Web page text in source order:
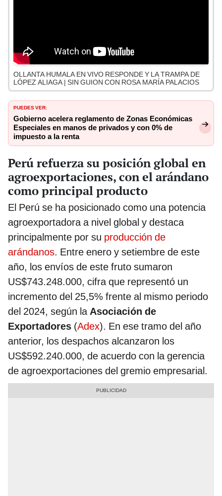
OLLANTA HUMALA EN VIVO RESPONDE Y LA TRAMPA DE
LÓPEZ ALIAGA | SIN GUION CON ROSA MARÍA PALACIOS
PUEDES VER:
Gobierno acelera reglamento de Zonas Económicas
Especiales en manos de privados y con 0% de
impuesto a la renta
Perú refuerza su posición global en
agroexportaciones, con el arándano
como principal producto
El Perú se ha posicionado como una potencia
agroexportadora a nivel global y destaca
principalmente por su producción de
arándanos. Entre enero y setiembre de este
año, los envíos de este fruto sumaron
US$743.248.000, cifra que representó un
incremento del 25,5% frente al mismo periodo
del 2024, según laAsociación de
Exportadores (Adex). En ese tramo del año
anterior, los despachos alcanzaron los
US$592.240.000, de acuerdo con la gerencia
de agroexportaciones del gremio empresarial.